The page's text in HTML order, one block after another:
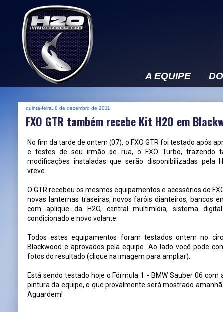
A EQUIPE
quinta-feira, 8 de dezembro de 2011
FXO GTR também recebe Kit H2O em
No fim da tarde de ontem (07), o FXO GTR foi testado após
e testes de seu irmão de rua, o FXO Turbo, trazendo
modificações instaladas que serão disponibilizadas pela
vreve.
O GTR recebeu os mesmos equipamentos e acessórios do
novas lanternas traseiras, novos faróis dianteiros, bancos
com aplique da H2O, central multimídia, sistema
condicionado e novo volante.
Todos estes equipamentos foram testados ontem no
Blackwood e aprovados pela equipe. Ao lado você pode
fotos do resultado (clique na imagem para ampliar).
Está sendo testado hoje o Fórmula 1 - BMW Sauber 06 com
pintura da equipe, o que provalmente será mostrado
Aguardem!